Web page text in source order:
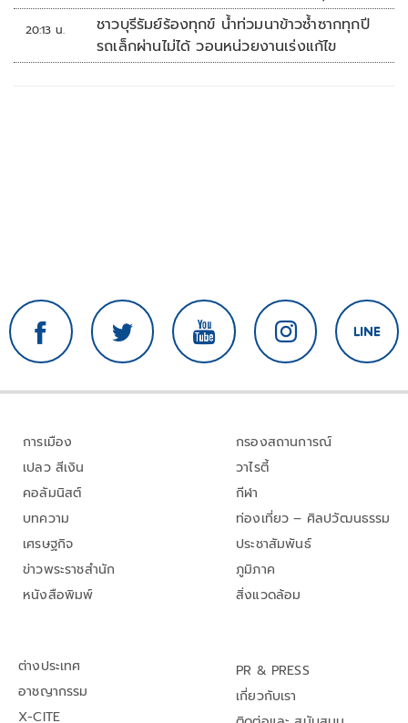
20:13 น.
ชาวบุรีรัมย์ร้องทุกข์ น้ำท่วมนาข้าวซ้ำซากทุกปี
รถเล็กผ่านไม่ได้ วอนหน่วยงานเร่งแก้ไข
การเมือง
เปลว สีเงิน
คอลัมนิสต์
บทความ
เศรษฐกิจ
ข่าวพระราชสำนัก
หนังสือพิมพ์
กรองสถานการณ์
วาไรตี้
กีฬา
ท่องเที่ยว – ศิลปวัฒนธรรม
ประชาสัมพันธ์
ภูมิภาค
สิ่งแวดล้อม
ต่างประเทศ
อาชญากรรม
X-CITE
PR & PRESS
เกี่ยวกับเรา